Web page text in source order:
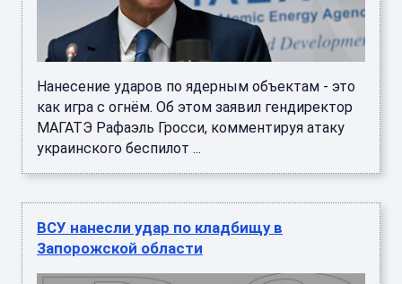
Нанесение ударов по ядерным объектам - это
как игра с огнём. Об этом заявил гендиректор
МАГАТЭ Рафаэль Гросси, комментируя атаку
украинского беспилот ...
ВСУ нанесли удар по кладбищу в
Запорожской области